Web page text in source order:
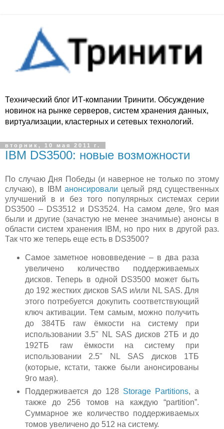
Технический блог ИТ-компании Тринити. Обсуждение
новинок на рынке серверов, систем хранения данных,
виртуализации, кластерных и сетевых технологий.
вторник, 10 мая 2011 г.
IBM DS3500: новые возможности
По случаю Дня Победы (и наверное не только по этому
случаю), в IBM анонсировали целый ряд существенных
улучшений в и без того популярных системах серии
DS3500 – DS3512 и DS3524. На самом деле, 9го мая
были и другие (зачастую не менее значимые) анонсы в
области систем хранения IBM, но про них в другой раз.
Так что же теперь еще есть в DS3500?
Самое заметное нововведение – в два раза
увеличено количество поддерживаемых
дисков. Теперь в одной DS3500 может быть
до 192 жестких дисков SAS и/или NL SAS. Для
этого потребуется докупить соответствующий
ключ активации. Тем самым, можно получить
до 384ТБ raw ёмкости на систему при
использовании 3.5" NL SAS дисков 2ТБ и до
192ТБ raw ёмкости на систему при
использовании 2.5" NL SAS дисков 1ТБ
(которые, кстати, также были анонсированы
9го мая).
Поддерживается до 128 Storage Partitions, а
также до 256 томов на каждую “partition”.
Суммарное же количество поддерживаемых
томов увеличено до 512 на систему.